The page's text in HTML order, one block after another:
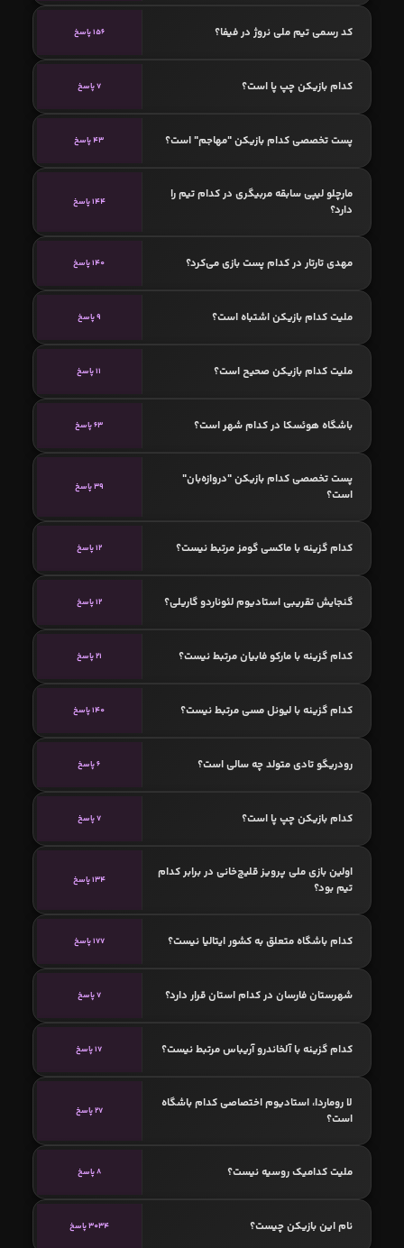
کد رسمی تیم ملی نروژ در فیفا؟ 156 پاسخ
کدام بازیکن چپ پا است؟ 7 پاسخ
پست تخصصی کدام بازیکن "مهاجم" است؟ 43 پاسخ
مارچلو لیپی سابقه مربیگری در کدام تیم را
دارد؟
144 پاسخ
مهدی تارتار در کدام پست بازی می‌کرد؟ 140 پاسخ
ملیت کدام بازیکن اشتباه است؟ 9 پاسخ
ملیت کدام بازیکن صحیح است؟ 11 پاسخ
باشگاه هوئسکا در کدام شهر است؟ 63 پاسخ
پست تخصصی کدام بازیکن "دروازه‌بان"
است؟
39 پاسخ
کدام گزینه با ماکسی گومز مرتبط نیست؟ 12 پاسخ
گنجایش تقریبی استادیوم لئوناردو گاریلی؟ 12 پاسخ
کدام گزینه با مارکو فابیان مرتبط نیست؟ 21 پاسخ
کدام گزینه با لیونل مسی مرتبط نیست؟ 140 پاسخ
رودریگو تادی متولد چه سالی است؟ 6 پاسخ
کدام بازیکن چپ پا است؟ 7 پاسخ
اولین بازی ملی پرویز قلیچ‌خانی در برابر کدام
تیم بود؟
134 پاسخ
کدام باشگاه متعلق به کشور ایتالیا نیست؟ 177 پاسخ
شهرستان فارسان در کدام استان قرار دارد؟ 7 پاسخ
کدام گزینه با آلخاندرو آریباس مرتبط نیست؟ 17 پاسخ
لا روماردا، استادیوم اختصاصی کدام باشگاه
است؟
27 پاسخ
ملیت کدامیک روسیه نیست؟ 8 پاسخ
نام این بازیکن چیست؟ 3034 پاسخ